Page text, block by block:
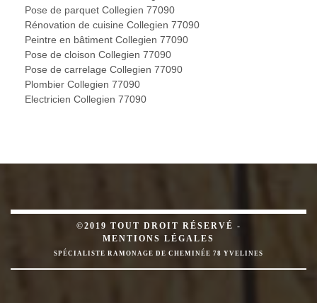
Pose de parquet Collegien 77090
Rénovation de cuisine Collegien 77090
Peintre en bâtiment Collegien 77090
Pose de cloison Collegien 77090
Pose de carrelage Collegien 77090
Plombier Collegien 77090
Electricien Collegien 77090
©2019 TOUT DROIT RÉSERVÉ -
MENTIONS LÉGALES
SPÉCIALISTE RAMONAGE DE CHEMINÉE 78 YVELINES